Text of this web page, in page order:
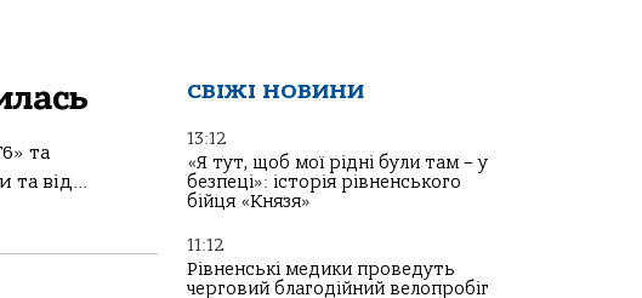
та
та від...
СВІЖІ НОВИНИ
13:12
«Я тут, щоб мої рідні були там – у
безпеці»: історія рівненського
бійця «Князя»
11:12
Рівненські медики проведуть
черговий благодійний велопробіг